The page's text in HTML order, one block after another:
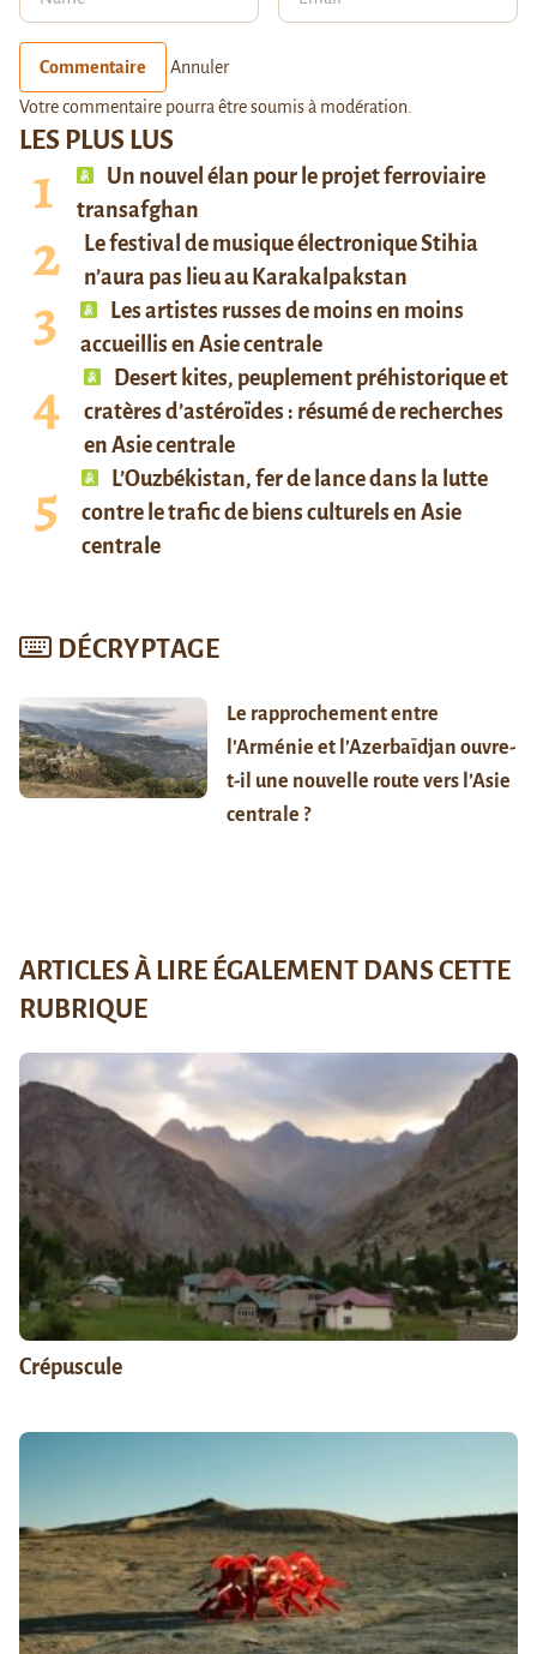
LES PLUS LUS
Un nouvel élan pour le projet ferroviaire
transafghan
Le festival de musique électronique Stihia
n’aura pas lieu au Karakalpakstan
Les artistes russes de moins en moins
accueillis en Asie centrale
Desert kites, peuplement préhistorique et
cratères d’astéroïdes : résumé de recherches
en Asie centrale
L’Ouzbékistan, fer de lance dans la lutte
contre le trafic de biens culturels en Asie
centrale
DÉCRYPTAGE
Le rapprochement entre
l’Arménie et l’Azerbaïdjan ouvre-
t-il une nouvelle route vers l’Asie
centrale ?
Commentaire Annuler
Votre commentaire pourra être soumis à modération.
ARTICLES À LIRE ÉGALEMENT DANS CETTE
RUBRIQUE
Crépuscule